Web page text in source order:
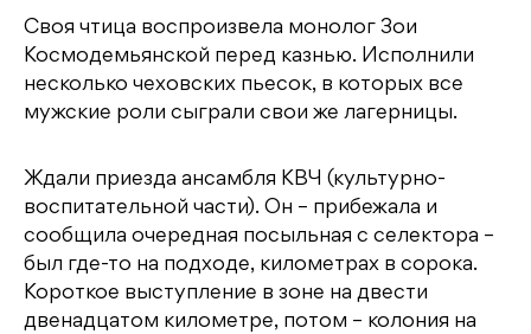
Своя чтица воспроизвела монолог Зои
Космодемьянской перед казнью. Исполнили
несколько чеховских пьесок, в которых все
мужские роли сыграли свои же лагерницы.
Ждали приезда ансамбля КВЧ (культурно-
воспитательной части). Он – прибежала и
сообщила очередная посыльная с селектора –
был где-то на подходе, километрах в сорока.
Короткое выступление в зоне на двести
двенадцатом километре, потом – колония на